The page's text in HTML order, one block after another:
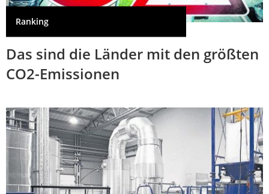
Ranking
Das sind die Länder mit den größten
CO2-Emissionen